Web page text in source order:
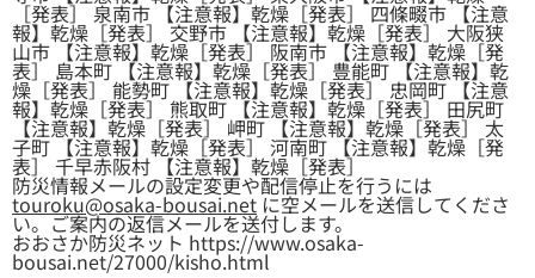
［発表］ 泉南市 【注意報】乾燥［発表］ 四條畷市 【注意
報】乾燥［発表］ 交野市 【注意報】乾燥［発表］ 大阪狭
山市 【注意報】乾燥［発表］ 阪南市 【注意報】乾燥［発
表］ 島本町 【注意報】乾燥［発表］ 豊能町 【注意報】乾
燥［発表］ 能勢町 【注意報】乾燥［発表］ 忠岡町 【注意
報】乾燥［発表］ 熊取町 【注意報】乾燥［発表］ 田尻町
【注意報】乾燥［発表］ 岬町 【注意報】乾燥［発表］ 太
子町 【注意報】乾燥［発表］ 河南町 【注意報】乾燥［発
表］ 千早赤阪村 【注意報】乾燥［発表］
防災情報メールの設定変更や配信停止を行うには
touroku@osaka-bousai.netに空メールを送信してくださ
い。ご案内の返信メールを送付します。
おおさか防災ネット https://www.osaka-
bousai.net/27000/kisho.html